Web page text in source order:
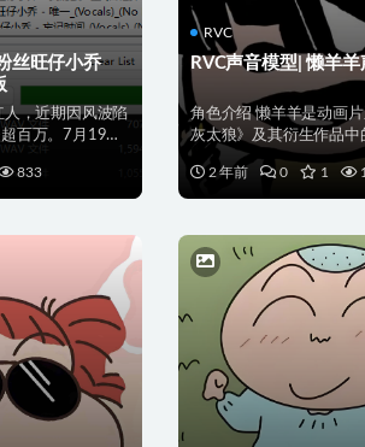
丝旺仔小乔
人，近期因风波陷
百万。7月19日
833
RVC
RVC声音模型| 懒羊羊
角色介绍 懒羊羊是动画
灰太狼》及其衍生作品中
是青青草原上最可爱...
2 年前
0 1